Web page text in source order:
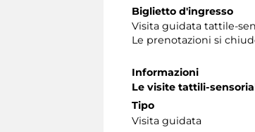
Biglietto d'ingresso
Visita guidata tattile-
Le prenotazioni si
Informazioni
Le visite tattili-
Tipo
Visita guidata